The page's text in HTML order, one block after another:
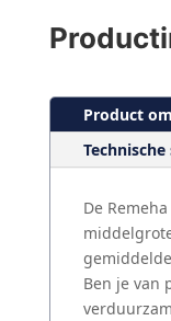
Product
De
Ben je van